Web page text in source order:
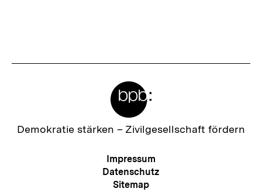
Zur
Demokratie stärken – Zivilgesellschaft fördern
Meta-
Navigation
Impressum
Datenschutz
Sitemap